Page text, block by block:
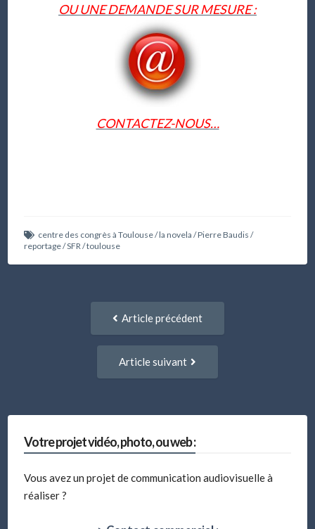
OU UNE DEMANDE SUR MESURE :
CONTACTEZ-NOUS…
centre des congrès à Toulouse/la novela /Pierre Baudis /
reportage/SFR/toulouse
NavigationArticle précédent
Article suivant
Votre projet vidéo, photo, ou web :
Vous avez un projet de communication audiovisuelle à
réaliser ?